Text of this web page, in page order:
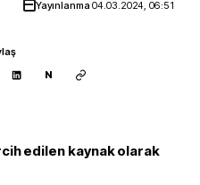
Yayınlanma04.03.2024, 06:51
N
edilen kaynak olarak